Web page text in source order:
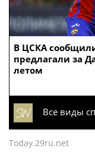
В ЦСКА
предлагали за
летом
Все виды
Today.29ru.net